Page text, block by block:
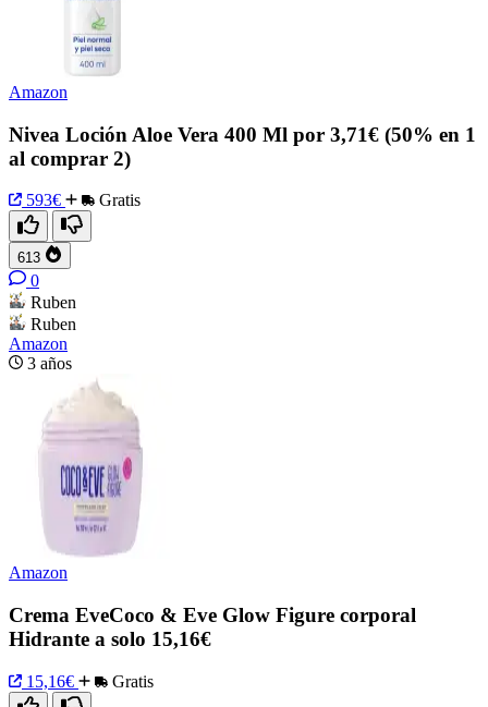
Amazon
Nivea Loción Aloe Vera 400 Ml por 3,71€ (50% en 1
al comprar 2)
593€ Gratis
613
0
Ruben
Ruben
Amazon
3 años
Amazon
Crema EveCoco & Eve Glow Figure corporal
Hidrante a solo 15,16€
15,16€ Gratis